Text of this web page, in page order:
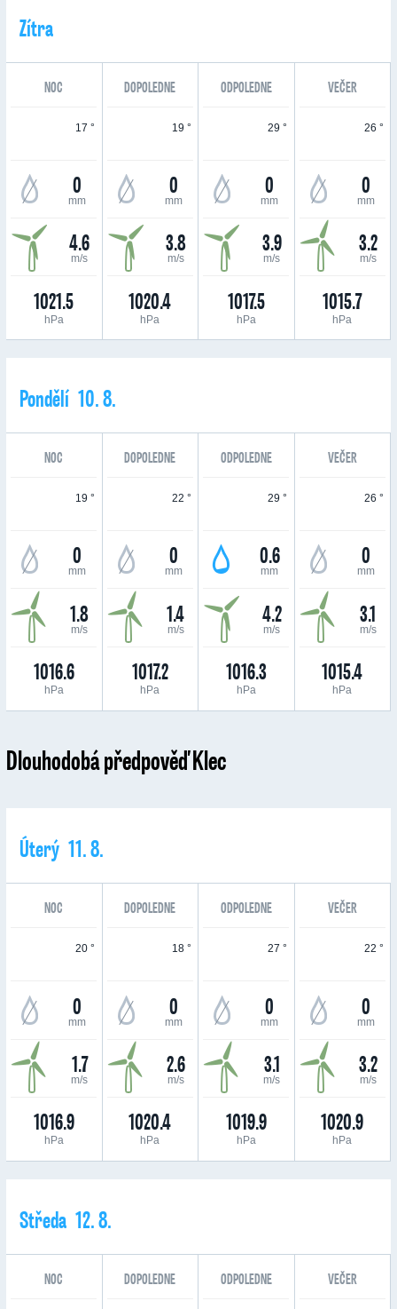
Zítra
NOC DOPOLEDNE ODPOLEDNE VEČER
17 °
0
mm
4.6
m/s
1021.5
hPa
19 °
0
mm
3.8
m/s
1020.4
hPa
29 °
0
mm
3.9
m/s
1017.5
hPa
26 °
0
mm
3.2
m/s
1015.7
hPa
Pondělí 10. 8.
NOC DOPOLEDNE ODPOLEDNE VEČER
19 °
0
mm
1.8
m/s
1016.6
hPa
22 °
0
mm
1.4
m/s
1017.2
hPa
29 °
0.6
mm
4.2
m/s
1016.3
hPa
26 °
0
mm
3.1
m/s
1015.4
hPa
Dlouhodobá předpověď Klec
Úterý 11. 8.
NOC DOPOLEDNE ODPOLEDNE VEČER
20 °
0
mm
1.7
m/s
1016.9
hPa
18 °
0
mm
2.6
m/s
1020.4
hPa
27 °
0
mm
3.1
m/s
1019.9
hPa
22 °
0
mm
3.2
m/s
1020.9
hPa
Středa 12. 8.
NOC DOPOLEDNE ODPOLEDNE VEČER